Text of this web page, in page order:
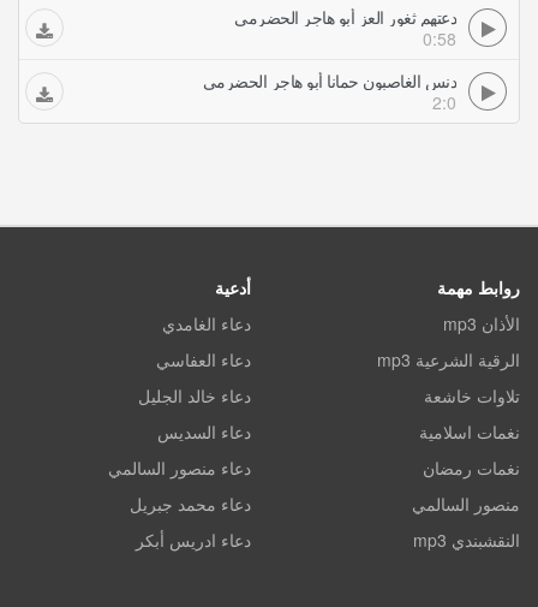
دعتهم ثغور العز أبو هاجر الحضرمي
0:58
دنس الغاصبون حمانا أبو هاجر الحضرمي
2:0
روابط مهمة
الأذان mp3
الرقية الشرعية mp3
تلاوات خاشعة
نغمات اسلامية
نغمات رمضان
منصور السالمي
النقشبندي mp3
أدعية
دعاء الغامدي
دعاء العفاسي
دعاء خالد الجليل
دعاء السديس
دعاء منصور السالمي
دعاء محمد جبريل
دعاء ادريس أبكر